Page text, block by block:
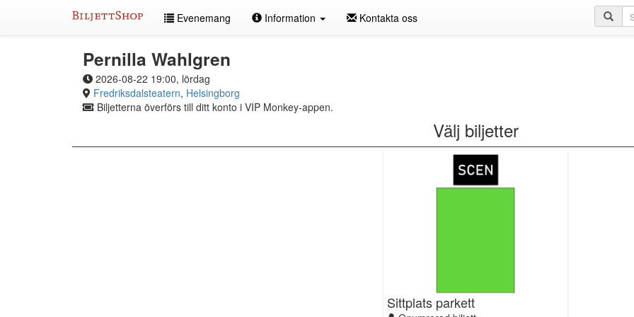
Evenemang Information Kontakta oss
Pernilla Wahlgren
2026-08-22 19:00, lördag
Fredriksdalsteatern, Helsingborg
Biljetterna överförs till ditt konto i VIP Monkey-appen.
Välj biljetter
Sittplats parkett